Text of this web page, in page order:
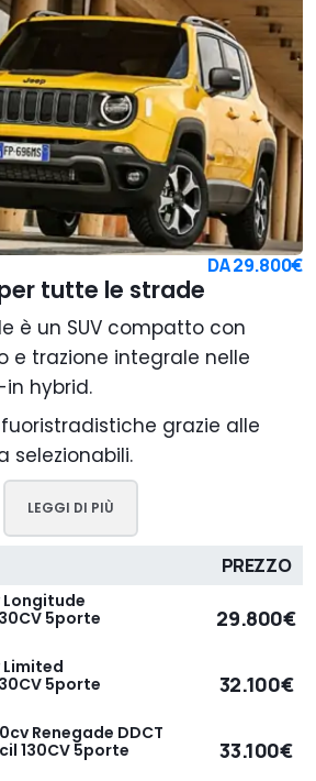
DA29.800€
tutte le strade
è un SUV compatto con
e trazione integrale nelle
hybrid.
grazie alle
selezionabili.
LEGGI DI PIÙ
PREZZO
Longitude
5porte
29.800€
Limited
5porte
32.100€
Renegade DDCT
130CV 5porte
33.100€